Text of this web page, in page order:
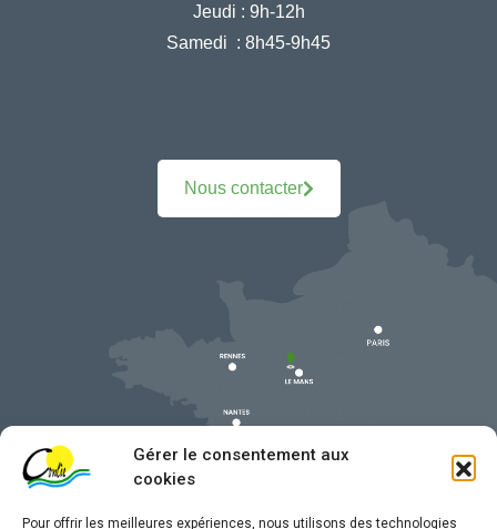
Gérer le consentement aux
cookies
Pour offrir les meilleures expériences, nous utilisons des technologies
Jeudi : 9h-12h
Samedi : 8h45-9h45
Nous contacter